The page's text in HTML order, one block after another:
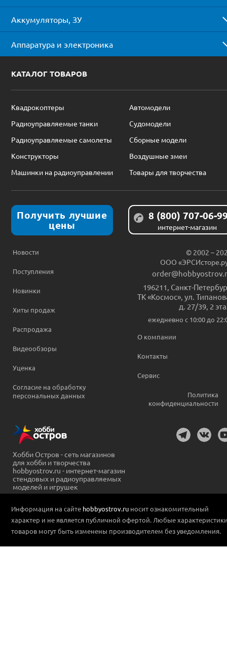
Аккумуляторы, ЗУ
Аппаратура и электроника
КАТАЛОГ ТОВАРОВ
Квадрокоптеры
Автомодели
Радиоуправляемые танки
Судомодели
Радиоуправляемые самолеты
Сборные модели
Конструкторы
Воздушные змеи
Машинки на радиоуправлении
Товары для творчества
Получить лучшие
цены
8 (800) 707-06-
интернет-магазин
Новости
Поступления
Новинки
Хиты продаж
Распродажа
Видеообзоры
Уценка
Согласие на обработку
персональных данных
© 2002 –
ООО
196211 Санкт-
ТК «Космос», ул.
д. 27/39, 2
ежедневно c 10:00 до
О компании
Контакты
Сервис
Политика
конфиденциальности
Хобби Остров - сеть магазинов
для хобби и творчества
hobbyostrov.ru - интернет-магазин
стендовых и радиоуправляемых
моделей и игрушек
Информация на сайте hobbyostrov.ru носит ознакомительный
характер и не является публичной офертой. Любые
товаров могут быть изменены производителем без уведомления.